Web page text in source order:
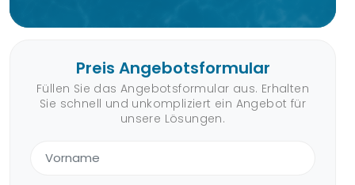
Preis Angebotsformular
Füllen Sie das Angebotsformular aus. Erhalten
Sie schnell und unkompliziert ein Angebot für
unsere Lösungen.